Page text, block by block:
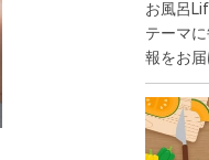
お風呂
テーマ
報をお届